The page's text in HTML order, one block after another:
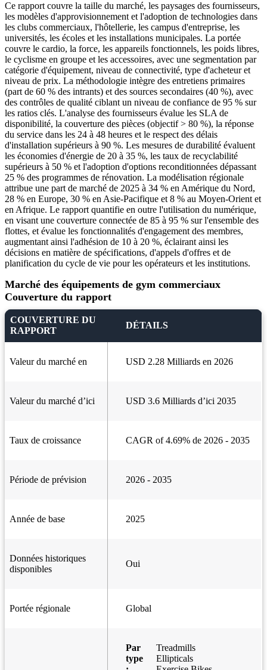
Ce rapport couvre la taille du marché, les paysages des fournisseurs,
les modèles d'approvisionnement et l'adoption de technologies dans
les clubs commerciaux, l'hôtellerie, les campus d'entreprise, les
universités, les écoles et les installations municipales. La portée
couvre le cardio, la force, les appareils fonctionnels, les poids libres,
le cyclisme en groupe et les accessoires, avec une segmentation par
catégorie d'équipement, niveau de connectivité, type d'acheteur et
niveau de prix. La méthodologie intègre des entretiens primaires
(part de 60 % des intrants) et des sources secondaires (40 %), avec
des contrôles de qualité ciblant un niveau de confiance de 95 % sur
les ratios clés. L'analyse des fournisseurs évalue les SLA de
disponibilité, la couverture des pièces (objectif > 80 %), la réponse
du service dans les 24 à 48 heures et le respect des délais
d'installation supérieurs à 90 %. Les mesures de durabilité évaluent
les économies d'énergie de 20 à 35 %, les taux de recyclabilité
supérieurs à 50 % et l'adoption d'options reconditionnées dépassant
25 % des programmes de rénovation. La modélisation régionale
attribue une part de marché de 2025 à 34 % en Amérique du Nord,
28 % en Europe, 30 % en Asie-Pacifique et 8 % au Moyen-Orient et
en Afrique. Le rapport quantifie en outre l'utilisation du numérique,
en visant une couverture connectée de 85 à 95 % sur l'ensemble des
flottes, et évalue les fonctionnalités d'engagement des membres,
augmentant ainsi l'adhésion de 10 à 20 %, éclairant ainsi les
décisions en matière de spécifications, d'appels d'offres et de
planification du cycle de vie pour les opérateurs et les institutions.
Marché des équipements de gym commerciaux
Couverture du rapport
COUVERTURE DU
RAPPORT
DÉTAILS
Valeur du marché en USD 2.28 Milliards en 2026
Valeur du marché d’ici USD 3.6 Milliards d’ici 2035
Taux de croissance CAGR of 4.69% de 2026 - 2035
Période de prévision 2026 - 2035
Année de base 2025
Données historiques
disponibles
Oui
Portée régionale Global
Par
type
Treadmills
Ellipticals